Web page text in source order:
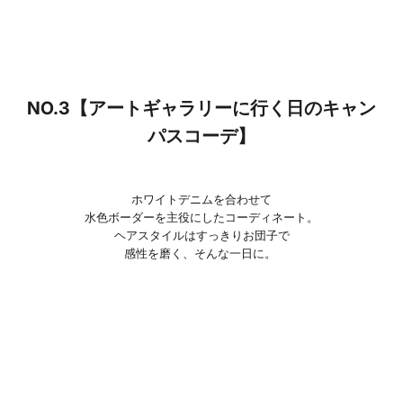
NO.3【アートギャラリーに行く日のキャン
パスコーデ】
ホワイトデニムを合わせて
水色ボーダーを主役にしたコーディネート。
ヘアスタイルはすっきりお団子で
感性を磨く、そんな一日に。